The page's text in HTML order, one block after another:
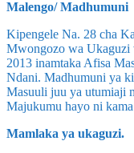
Malengo/ Madhumuni
Kipengele Na. 28 cha
Mwongozo wa Ukaguzi
2013 inamtaka Afisa
Ndani. Madhumuni ya
Masuuli juu ya utumiaji
Majukumu hayo ni
Mamlaka ya ukaguzi.